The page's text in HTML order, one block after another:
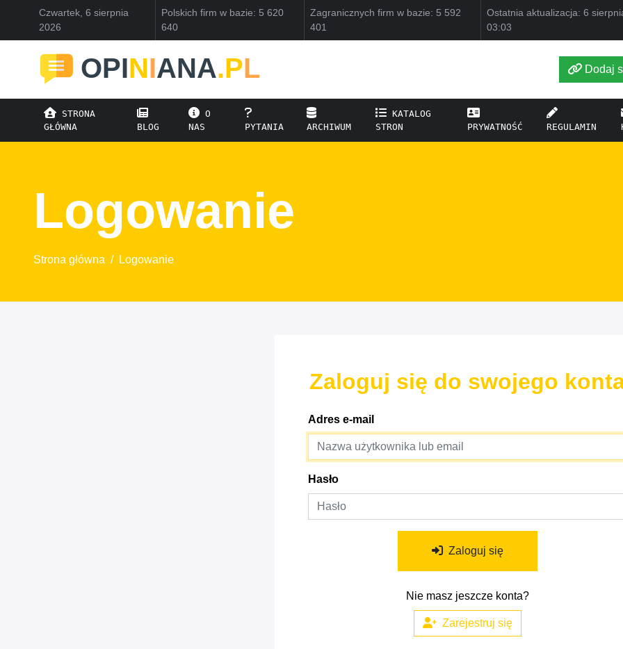
Czwartek, 6 sierpnia
2026
Polskich firm w bazie: 5 620
640
Zagranicznych firm w bazie: 5 592
401
Ostatnia aktualizacja: 6
03:03
OPINIANA.PL Dodaj
STRONA
GŁÓWNA
BLOG
O
NAS
PYTANIA ARCHIWUM
KATALOG
STRON
PRYWATNOŚĆ REGULAMIN
Logowanie
Strona główna / Logowanie
Zaloguj się do swojego
Adres e-mail
Hasło
Zaloguj się
Nie masz jeszcze konta?
Zarejestruj się